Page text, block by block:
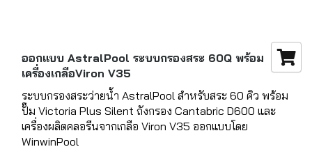
ออกแบบ AstralPool ระบบกรองสระ 60Q พร้อม
เครื่องเกลือViron V35
ระบบกรองสระว่ายน้ำ AstralPool สำหรับสระ 60 คิว พร้อม
ปั๊ม Victoria Plus Silent ถังกรอง Cantabric D600 และ
เครื่องผลิตคลอรีนจากเกลือ Viron V35 ออกแบบโดย
WinwinPool